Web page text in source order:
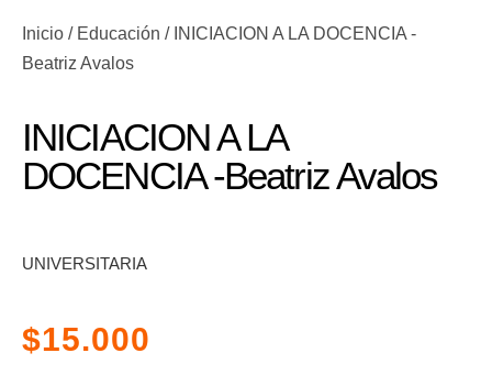
Inicio / Educación / INICIACION A LA DOCENCIA -
Beatriz Avalos
INICIACION A LA
DOCENCIA -Beatriz Avalos
UNIVERSITARIA
$15.000